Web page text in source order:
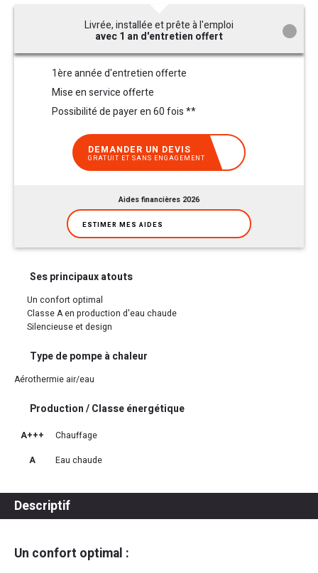
Livrée, installée et prête à l'emploi
avec 1 an d'entretien offert
1ère année d'entretien offerte
Mise en service offerte
Possibilité de payer en 60 fois **
DEMANDER UN DEVIS
GRATUIT ET SANS ENGAGEMENT
Aides financières 2026
ESTIMER MES AIDES
Ses principaux atouts
Un confort optimal
Classe A en production d'eau chaude
Silencieuse et design
Type de pompe à chaleur
Aérothermie air/eau
Production / Classe énergétique
A+++
Chauffage
A
Eau chaude
Descriptif
Un confort optimal :